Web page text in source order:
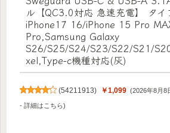
ル【QC3.0対応 急速充電】 タイ
iPhone17 16/iPhone 15 Pro
Pro,Samsung Galaxy
S26/S25/S24/S23/S22/S21/
xel,Type-c機種対応(灰)
(54211913) ￥1,099 (2026年8月8
- 詳細はこちら)